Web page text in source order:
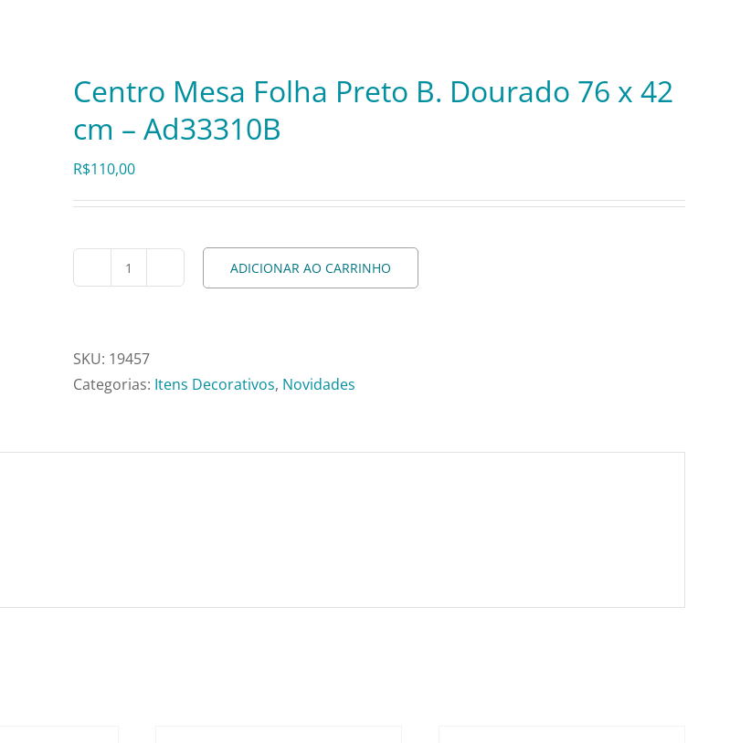
Centro Mesa Folha Preto B. Dourado 76 x 42
cm – Ad33310B
R$110,00
Centro
Preto
B.
x
ADICIONAR AO CARRINHO
SKU: 19457
Categorias: Itens Decorativos, Novidades